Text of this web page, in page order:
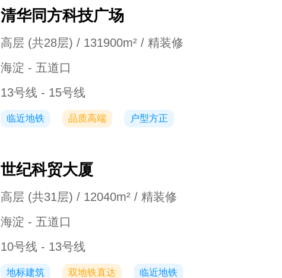
清华同方科技广场
高层 (共28层) / 131900m² / 精装修
海淀 - 五道口
13号线 - 15号线
临近地铁 品质高端 户型方正
世纪科贸大厦
高层 (共31层) / 12040m² / 精装修
海淀 - 五道口
10号线 - 13号线
地标建筑 双地铁直达 临近地铁